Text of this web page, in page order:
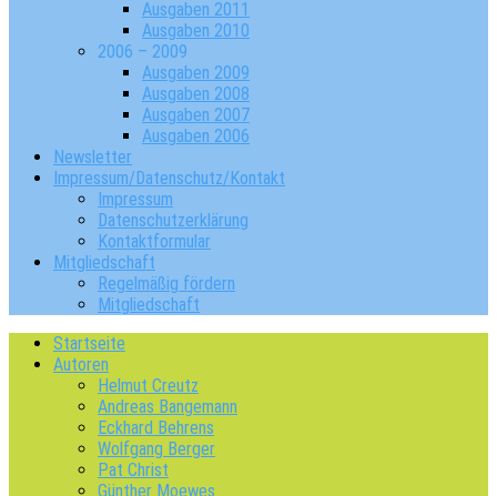
Ausgaben 2011
Ausgaben 2010
2006 – 2009
Ausgaben 2009
Ausgaben 2008
Ausgaben 2007
Ausgaben 2006
Newsletter
Impressum/Datenschutz/Kontakt
Impressum
Datenschutzerklärung
Kontaktformular
Mitgliedschaft
Regelmäßig fördern
Mitgliedschaft
Startseite
Autoren
Helmut Creutz
Andreas Bangemann
Eckhard Behrens
Wolfgang Berger
Pat Christ
Günther Moewes